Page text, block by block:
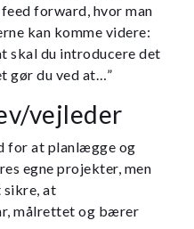
forward, hvor man
kan komme videre:
skal du introducere det
gør du ved at…”
vejleder
for at planlægge og
egne projekter, men
sikre, at
målrettet og bærer